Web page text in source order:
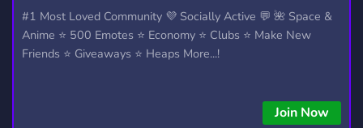
NEW641 ANIMES257 ARTE96 ADS48
#1 Most Loved Community 💜 Socially Active 💬 🌺 Space &
Anime ⭐ 500 Emotes ⭐ Economy ⭐ Clubs ⭐ Make New
Friends ⭐ Giveaways ⭐ Heaps More...!
Join Now